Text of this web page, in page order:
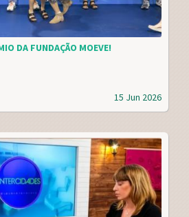
15 Jun 2026
DA FUNDAÇÃO MOEVE!